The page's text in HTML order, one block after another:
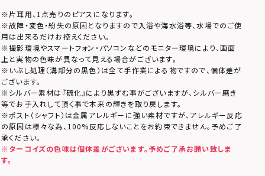
※片耳用、1点売りのピアスになります。
※故障・変色・紛失の原因となりますので入浴や海水浴等、水場でのご使
用は出来るだけお控えください。
※撮影環境やスマートフォン・パソコンなどのモニター環境により、画面
上と実物の色味が異なって見える場合がございます。
※いぶし処理（溝部分の黒色）は全て手作業による物ですので、個体差が
ございます。
※シルバー素材は『硫化』により黒ずむ事がございますが、シルバー磨き
等でお手入れして頂く事で本来の輝きを取り戻します。
※ポスト（シャフト）は金属アレルギーに強い素材ですが、アレルギー反応
の原因は様々な為、100%反応しないことをお約束できません。予めご了
承ください。
※ターコイズの色味は個体差がございます。予めご了承お願い致しま
す。